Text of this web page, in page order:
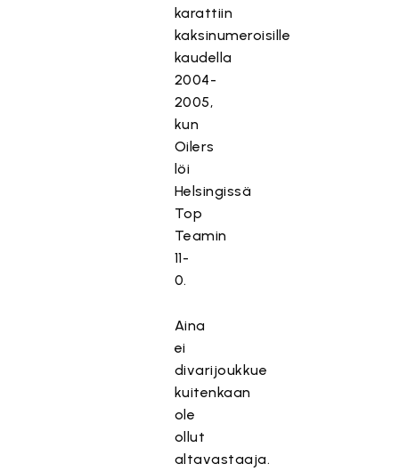
karattiin
kaksinumeroisille
kaudella
2004-
2005,
kun
Oilers
löi
Helsingissä
Top
Teamin
11-
0.
Aina
ei
divarijoukkue
kuitenkaan
ole
ollut
altavastaaja.